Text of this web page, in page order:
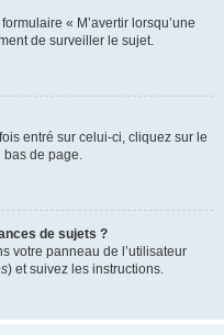
« M’avertir lorsqu’une
de surveiller le sujet.
entré sur celui-ci, cliquez sur le
bas de page.
de sujets ?
votre panneau de l’utilisateur
) et suivez les instructions.